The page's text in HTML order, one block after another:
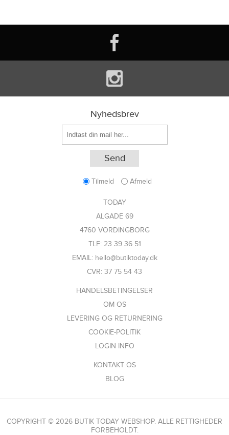
Nyhedsbrev
Tilmeld Afmeld
TODAY
ALGADE 69
4760 VORDINGBORG
TLF: 23 39 36 51
EMAIL: hello@butiktoday.dk
CVR: 37 75 54 43
HANDELSBETINGELSER
OM OS
LEVERING OG RETURNERING
COOKIE-POLITIK
LOGIN INFO
KONTAKT OS
BLOG
COPYRIGHT © 2026 BUTIK TODAY WEBSHOP. ALLE RETTIGHEDER
FORBEHOLDT.